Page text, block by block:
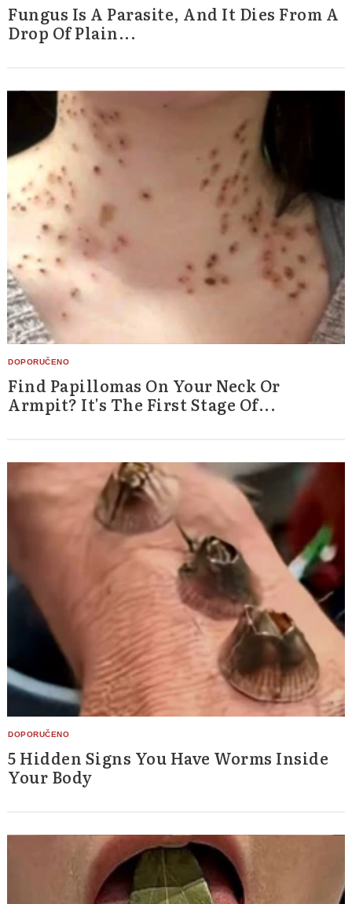
Fungus Is A Parasite, And It Dies From A
Drop Of Plain...
Find Papillomas On Your Neck Or
Armpit? It's The First Stage Of...
5 Hidden Signs You Have Worms Inside
Your Body
Search
for: